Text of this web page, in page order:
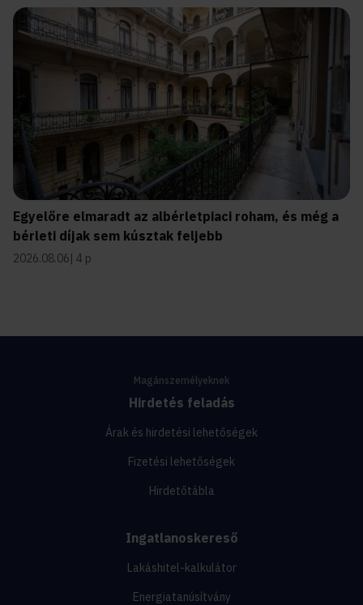
Egyelőre elmaradt az albérletpiaci roham, és még a
bérleti díjak sem kúsztak feljebb
2026.08.06 4 p
Magánszemélyeknek
Hirdetés feladás
Árak és hirdetési lehetőségek
Fizetési lehetőségek
Hirdetőtábla
Ingatlanoskereső
Lakáshitel-kalkulátor
Energiatanúsítvány